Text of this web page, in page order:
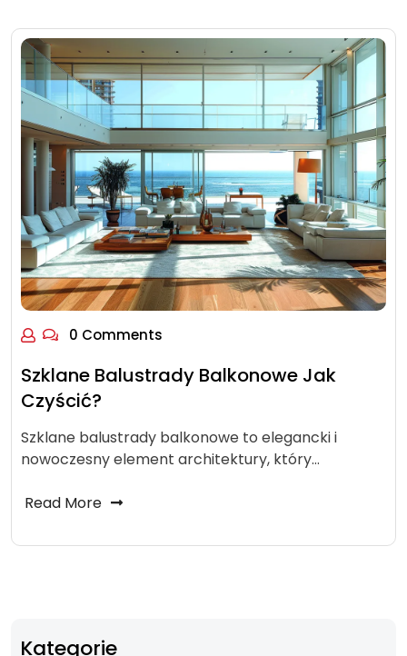
0 Comments
Szklane Balustrady Balkonowe Jak
Czyścić?
Szklane balustrady balkonowe to elegancki i
nowoczesny element architektury, który…
Read More
Kategorie